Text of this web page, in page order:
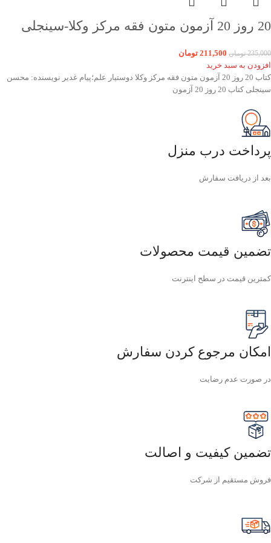
20 روز 20 آزمون متون فقه مرکز وکلا-سینجلی
235,000 تومان 211,500 تومان
افزودن به سبد خرید
کتاب 20 روز 20 آزمون متون فقه مرکز وکلا دوستیار علم؛پیام غدیر نویسنده: محسن
سینجلی کتاب 20 روز 20 آزمون
پرداخت درب منزل
بعد از دریافت سفارش
تضمین قیمت محصولات
کمترین قیمت در سطح اینترنت
امکان مرجوع کردن سفارش
در صورت عدم رضایت
تضمین کیفیت و اصالت
فروش مستقیم از شرکت